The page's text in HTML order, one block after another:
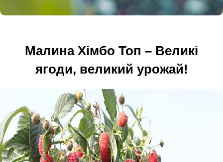
Малина Хімбо Топ – Великі
ягоди, великий урожай!